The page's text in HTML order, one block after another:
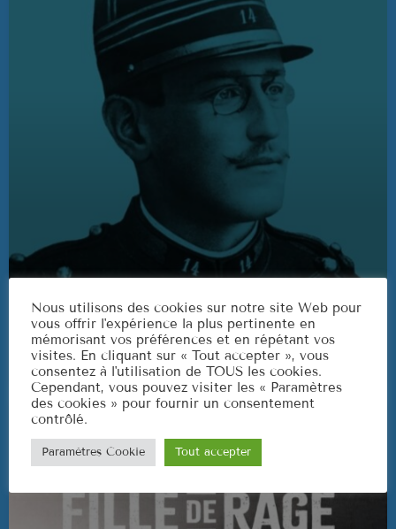
ELVIS PRESLEY
LISTE COMPLÈTE
US Top 1960
Are You Lonesome Tonight?
ELVIS PRESLEY
It's Now or Never
ELVIS PRESLEY
3 ROCCO GRANATA
LISTE COMPLÈTE
Podcast AlfredDreyfus
today 26/06/2026 4
Nous utilisons des cookies sur notre site Web pour
vous offrir l'expérience la plus pertinente en
mémorisant vos préférences et en répétant vos
visites. En cliquant sur « Tout accepter », vous
consentez à l'utilisation de TOUS les cookies.
Cependant, vous pouvez visiter les « Paramètres
des cookies » pour fournir un consentement
contrôlé.
Paramètres Cookie Tout accepter